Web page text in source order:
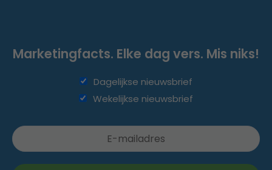
Marketingfacts. Elke dag vers. Mis niks!
Dagelijkse nieuwsbrief
Wekelijkse nieuwsbrief